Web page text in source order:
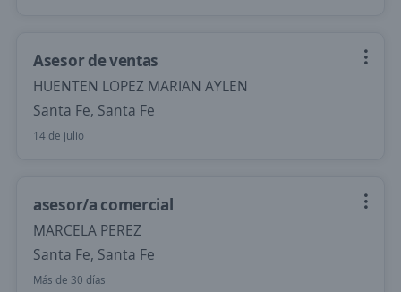
Asesor de ventas
HUENTEN LOPEZ MARIAN AYLEN
Santa Fe, Santa Fe
14 de julio
asesor/a comercial
MARCELA PEREZ
Santa Fe, Santa Fe
Más de 30 días